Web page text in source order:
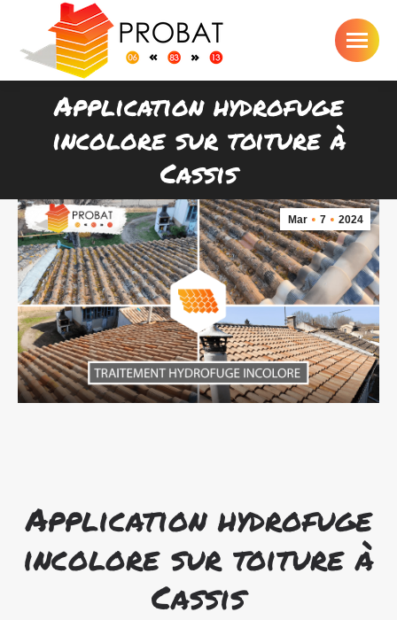
Application hydrofuge
incolore sur toiture à
Cassis
Vous êtes ici :
Mar 7 2024
Application hydrofuge
incolore sur toiture à
Cassis